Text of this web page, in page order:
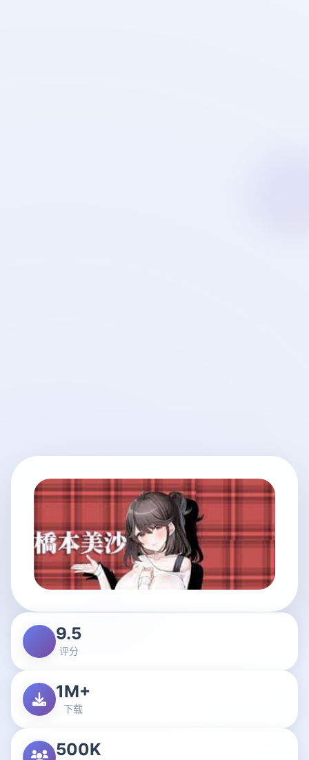
9.5
评分
1M+
下载
500K